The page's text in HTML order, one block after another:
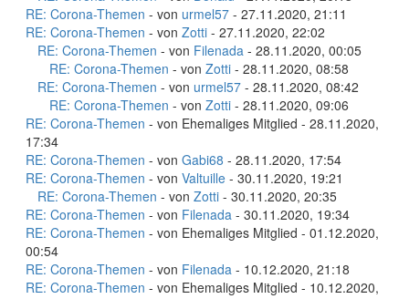
RE: Corona-Themen - von urmel57 - 27.11.2020, 21:11
RE: Corona-Themen - von Zotti - 27.11.2020, 22:02
RE: Corona-Themen - von Filenada - 28.11.2020, 00:05
RE: Corona-Themen - von Zotti - 28.11.2020, 08:58
RE: Corona-Themen - von urmel57 - 28.11.2020, 08:42
RE: Corona-Themen - von Zotti - 28.11.2020, 09:06
RE: Corona-Themen - von Ehemaliges Mitglied - 28.11.2020,
17:34
RE: Corona-Themen - von Gabi68 - 28.11.2020, 17:54
RE: Corona-Themen - von Valtuille - 30.11.2020, 19:21
RE: Corona-Themen - von Zotti - 30.11.2020, 20:35
RE: Corona-Themen - von Filenada - 30.11.2020, 19:34
RE: Corona-Themen - von Ehemaliges Mitglied - 01.12.2020,
00:54
RE: Corona-Themen - von Filenada - 10.12.2020, 21:18
RE: Corona-Themen - von Ehemaliges Mitglied - 10.12.2020,